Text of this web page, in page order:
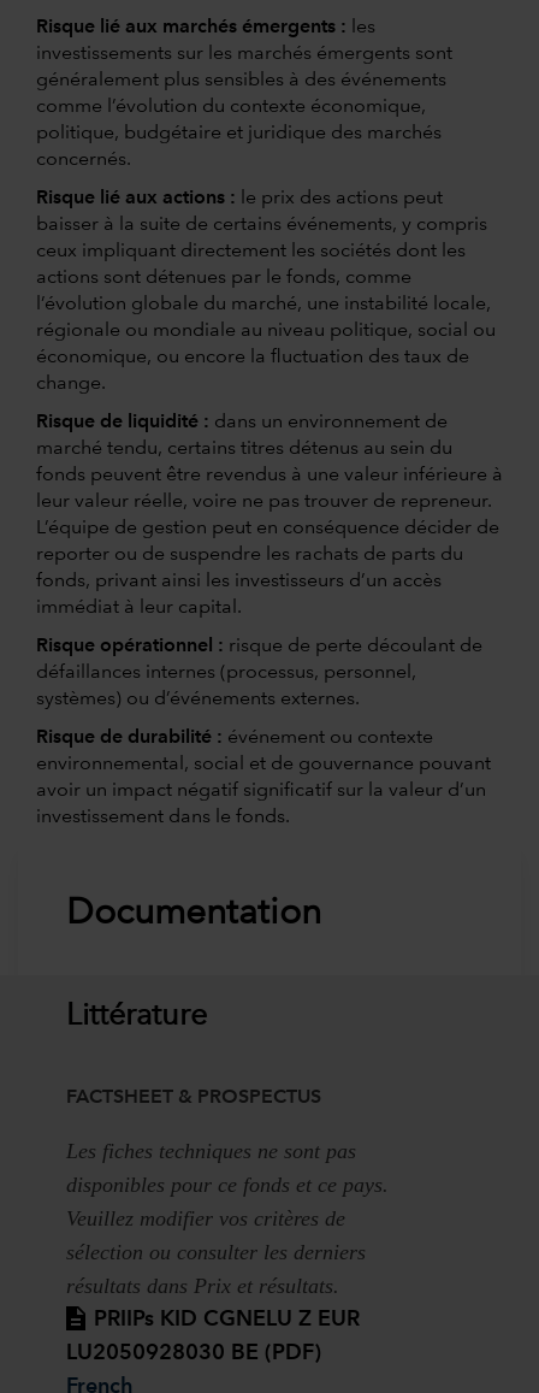
Risque lié aux marchés émergents : les
investissements sur les marchés émergents sont
généralement plus sensibles à des événements
comme l’évolution du contexte économique,
politique, budgétaire et juridique des marchés
concernés.
Risque lié aux actions : le prix des actions peut
baisser à la suite de certains événements, y compris
ceux impliquant directement les sociétés dont les
actions sont détenues par le fonds, comme
l’évolution globale du marché, une instabilité locale,
régionale ou mondiale au niveau politique, social ou
économique, ou encore la fluctuation des taux de
change.
Risque de liquidité : dans un environnement de
marché tendu, certains titres détenus au sein du
fonds peuvent être revendus à une valeur inférieure à
leur valeur réelle, voire ne pas trouver de repreneur.
L’équipe de gestion peut en conséquence décider de
reporter ou de suspendre les rachats de parts du
fonds, privant ainsi les investisseurs d’un accès
immédiat à leur capital.
Risque opérationnel : risque de perte découlant de
défaillances internes (processus, personnel,
systèmes) ou d’événements externes.
Risque de durabilité : événement ou contexte
environnemental, social et de gouvernance pouvant
avoir un impact négatif significatif sur la valeur d’un
investissement dans le fonds.
Documentation
Littérature
FACTSHEET & PROSPECTUS
Les fiches techniques ne sont pas
disponibles pour ce fonds et ce pays.
Veuillez modifier vos critères de
sélection ou consulter les derniers
résultats dans Prix et résultats.
PRIIPs KID CGNELU Z EUR
LU2050928030 BE (PDF)
French